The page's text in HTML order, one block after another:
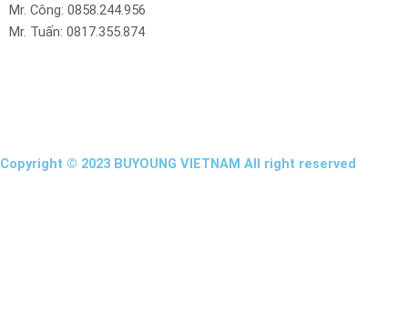
Mr. Công: 0858.244.956
Mr. Tuấn: 0817.355.874​
Copyright © 2023 BUYOUNG VIETNAM All right reserved